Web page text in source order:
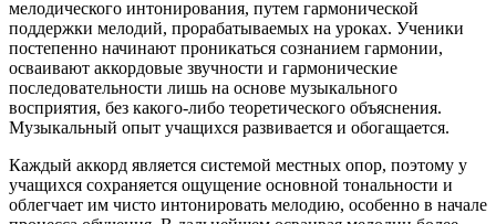
мелодического интонирования, путем гармонической
поддержки мелодий, прорабатываемых на уроках. Ученики
постепенно начинают проникаться сознанием гармонии,
осваивают аккордовые звучности и гармонические
последовательности лишь на основе музыкального
восприятия, без какого-либо теоретического объяснения.
Музыкальный опыт учащихся развивается и обогащается.
Каждый аккорд является системой местных опор, поэтому у
учащихся сохраняется ощущение основной тональности и
облегчает им чисто интонировать мелодию, особенно в начале